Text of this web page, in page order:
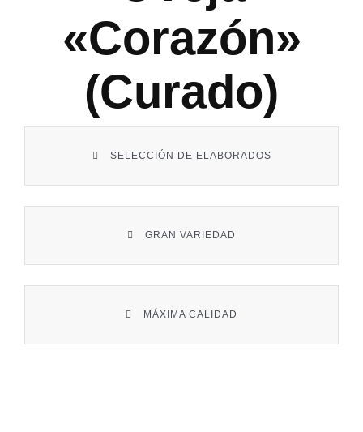
«corazón»
(curado)
SELECCIÓN DE ELABORADOS
GRAN VARIEDAD
MÁXIMA CALIDAD